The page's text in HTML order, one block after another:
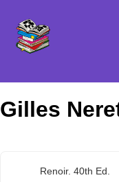
Gilles
Renoir. 40th Ed.